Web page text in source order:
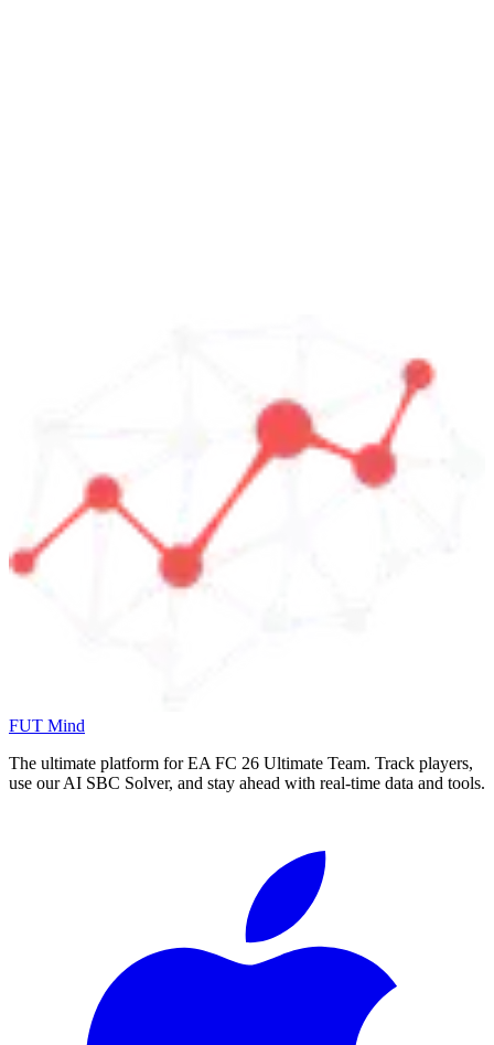
FUT Mind
The ultimate platform for EA FC 26 Ultimate Team. Track players,
use our AI SBC Solver, and stay ahead with real-time data and tools.